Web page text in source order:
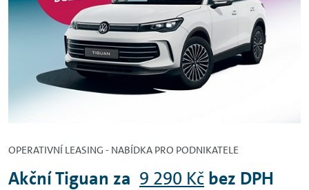
OPERATIVNÍ LEASING - NABÍDKA PRO PODNIKATELE
Akční Tiguan za 9 290 Kč bez DPH